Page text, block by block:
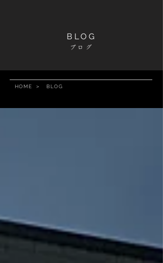
BLOG
ブログ
HOME ＞ BLOG